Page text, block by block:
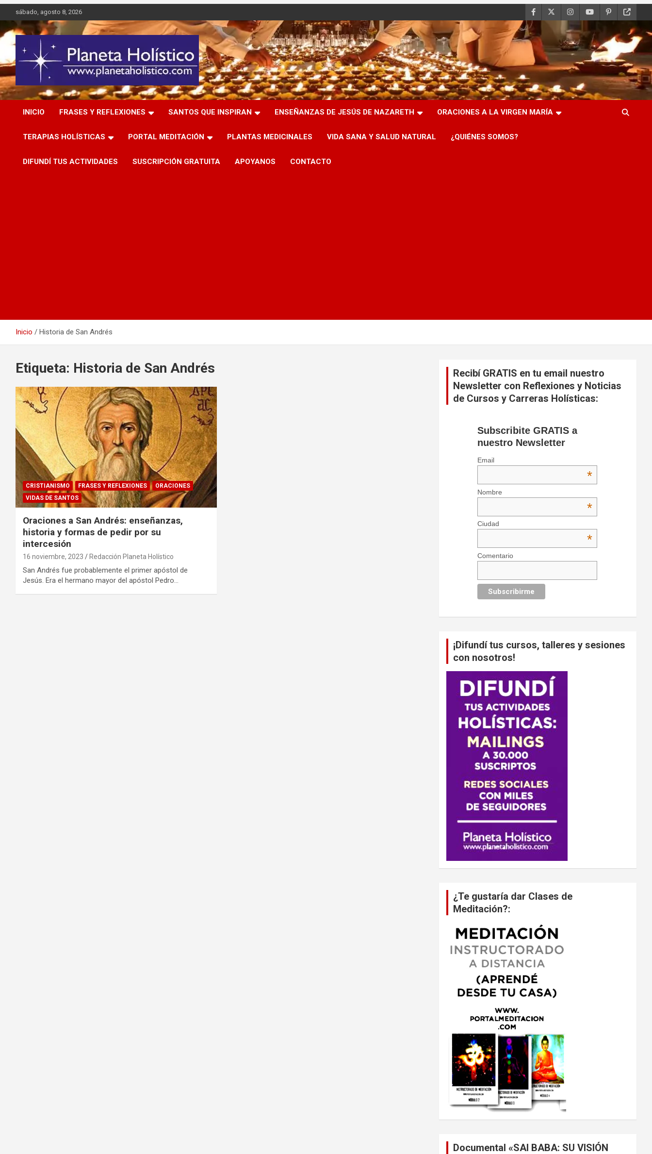
al
contenido
sábado, agosto 8, 2026
Planeta Holístico
Difusión de espiritualidad, terapias alternativas holísticas,
cursos, talleres y seminarios
INICIO
FRASES Y REFLEXIONES SANTOS QUE INSPIRAN ENSEÑANZAS DE JESÚS DE NAZARETH ORACIONES A LA VIRGEN MARÍA
TERAPIAS HOLÍSTICAS PORTAL MEDITACIÓN PLANTAS MEDICINALES VIDA SANA Y SALUD NATURAL ¿QUIÉNES SOMOS?
DIFUNDÍ TUS ACTIVIDADES SUSCRIPCIÓN GRATUITA APOYANOS CONTACTO
Inicio Historia de San Andrés
Etiqueta: Historia de San Andrés
CRISTIANISMO FRASES Y REFLEXIONES
ORACIONES
VIDAS DE SANTOS
Oraciones a San Andrés: enseñanzas,
historia y formas de pedir por su
intercesión
16 noviembre, 2023 Redacción Planeta Holístico
San Andrés fue probablemente el primer apóstol de
Jesús. Era el hermano mayor del apóstol Pedro…
Recibí GRATIS en tu email nuestro
Newsletter con Reflexiones y Noticias
de Cursos y Carreras Holísticas:
Subscribite GRATIS a
nuestro Newsletter
Email
*
Nombre
*
Ciudad
*
Comentario
¡Difundí tus cursos, talleres y sesiones
con nosotros!
¿Te gustaría dar Clases de
Meditación?:
Documental «SAI BABA: SU VISIÓN